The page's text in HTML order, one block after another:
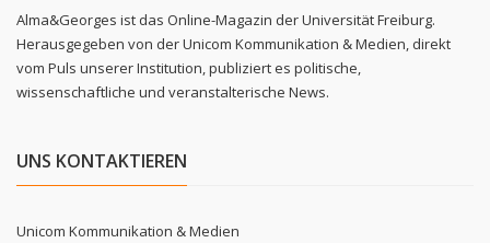
Alma&Georges ist das Online-Magazin der Universität Freiburg.
Herausgegeben von der Unicom Kommunikation & Medien, direkt
vom Puls unserer Institution, publiziert es politische,
wissenschaftliche und veranstalterische News.
UNS KONTAKTIEREN
Unicom Kommunikation & Medien